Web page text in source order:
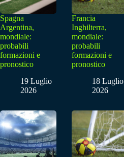
Spagna
Argentina,
mondiale:
probabili
formazioni e
pronostico
19 Luglio
2026
Francia
Inghilterra,
mondiale:
probabili
formazioni e
pronostico
18 Luglio
2026